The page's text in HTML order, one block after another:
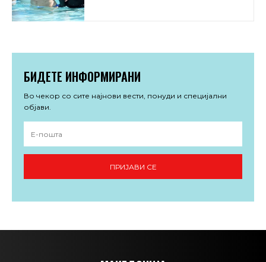
БИДЕТЕ ИНФОРМИРАНИ
Во чекор со сите најнови вести, понуди и специјални
објави.
ПРИЈАВИ СЕ